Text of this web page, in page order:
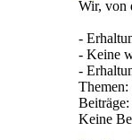
Wir, von
-
- Keine
-
Themen:
Beiträge:
Keine